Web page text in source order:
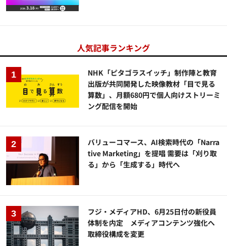
人気記事ランキング
NHK「ピタゴラスイッチ」制作陣と教育
出版が共同開発した映像教材「目で見る
算数」、月額680円で個人向けストリーミ
ング配信を開始
バリューコマース、AI検索時代の「Narra
tive Marketing」を提唱 需要は「刈り取
る」から「生成する」時代へ
フジ・メディアHD、6月25日付の新役員
体制を内定 メディアコンテンツ強化へ
取締役構成を変更